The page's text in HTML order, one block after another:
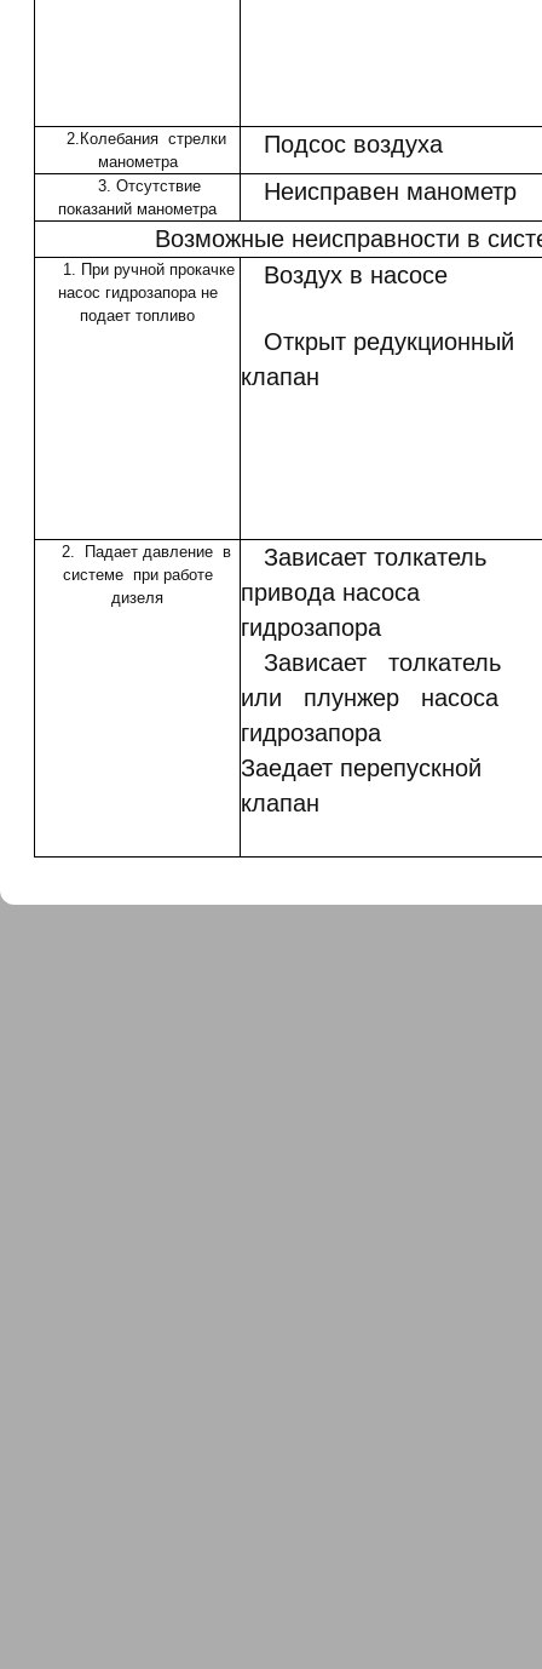
2.Колебания стрелки
манометра
Подсос воздуха
3. Отсутствие
показаний манометра
Неисправен манометр
Возможные неисправности в
1. При ручной прокачке
насос гидрозапора не
подает топливо
Воздух в насосе
Открыт редукционный
клапан
2. Падает давление в
системе при работе
дизеля
Зависает толкатель
привода насоса
гидрозапора
Зависает толкатель
или плунжер насоса
гидрозапора
Заедает перепускной
клапан